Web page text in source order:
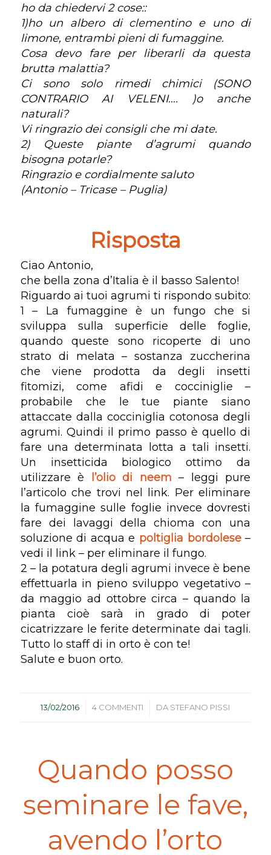
ho da chiedervi 2 cose::
1)ho un albero di clementino e uno di
limone, entrambi pieni di fumaggine.
Cosa devo fare per liberarli da questa
brutta malattia?
Ci sono solo rimedi chimici (SONO
CONTRARIO AI VELENI…. )o anche
naturali?
Vi ringrazio dei consigli che mi date.
2) Queste piante d’agrumi quando
bisogna potarle?
Ringrazio e cordialmente saluto
(Antonio – Tricase – Puglia)
Risposta
Ciao Antonio,
che bella zona d’Italia è il basso Salento!
Riguardo ai tuoi agrumi ti rispondo subito:
1 – La fumaggine è un fungo che si
sviluppa sulla superficie delle foglie,
quando queste sono ricoperte di uno
strato di melata – sostanza zuccherina
che viene prodotta da degli insetti
fitomizi, come afidi e cocciniglie –
probabile che le tue piante siano
attaccate dalla cocciniglia cotonosa degli
agrumi. Quindi il primo passo è quello di
fare una determinata lotta a tali insetti.
Un insetticida biologico ottimo da
utilizzare è
l’olio di neem – leggi pure
l’articolo che trovi nel link. Per eliminare
la fumaggine sulle foglie invece dovresti
fare dei lavaggi della chioma con una
soluzione di acqua e poltiglia bordolese–
vedi il link – per eliminare il fungo.
2 – la potatura degli agrumi invece è bene
effettuarla in pieno sviluppo vegetativo –
da maggio ad ottobre circa – quando la
pianta cioè sarà in grado di poter
cicatrizzare le ferite determinate dai tagli.
Tutto lo staff di in orto è con te!
Salute e buon orto.
13/02/2016
/ 4 COMMENTI
/ DA STEFANO PISSI
Quando posso
seminare le fave,
avendo l’orto